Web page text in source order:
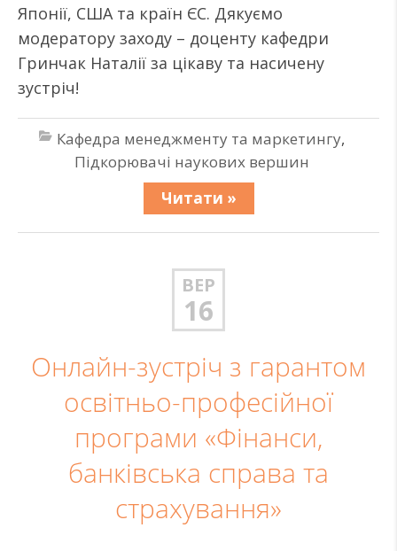
Японії, США та країн ЄС. Дякуємо
модератору заходу – доценту кафедри
Гринчак Наталії за цікаву та насичену
зустріч!
Кафедра менеджменту та маркетингу,
Підкорювачі наукових вершин
Читати »
ВЕР
16
Онлайн-зустріч з гарантом
освітньо-професійної
програми «Фінанси,
банківська справа та
страхування»